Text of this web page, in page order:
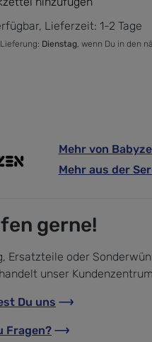
Lieferzeit: 1-2 Tage
Dienstag , wenn Du in den
Mehr von
Mehr aus der
gerne!
Ersatzteile oder
unser
Du uns
Fragen?